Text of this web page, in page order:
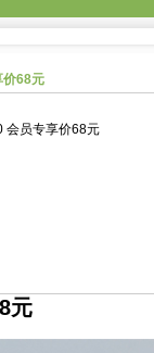
价68元
会员专享价68元
元